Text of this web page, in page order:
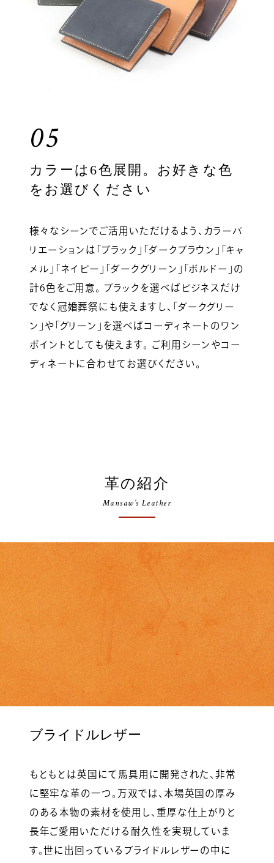
05
カラーは6色展開。お好きな色
をお選びください
様々なシーンでご活用いただけるよう、カラーバ
リエーションは「ブラック」「ダークブラウン」「キャ
メル」「ネイビー」「ダークグリーン」「ボルドー」の
計6色をご用意。 ブラックを選べばビジネスだけ
でなく冠婚葬祭にも使えますし、「ダークグリー
ン」や「グリーン」を選べばコーディネートのワン
ポイントとしても使えます。 ご利用シーンやコー
ディネートに合わせてお選びください。
革の紹介
Mansaw’s Leather
ブライドルレザー
もともとは英国にて馬具用に開発された、非常
に堅牢な革の一つ。万双では、本場英国の厚み
のある本物の素材を使用し、重厚な仕上がりと
長年ご愛用いただける耐久性を実現していま
す。世に出回っているブライドルレザーの中に